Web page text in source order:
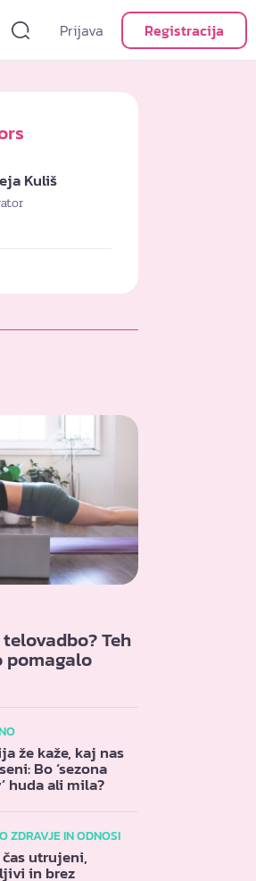
Prijava Registracija
Kuliš
Teh
pomagalo
že kaže, kaj nas
Bo ‘sezona
huda ali mila?
ZDRAVJE IN ODNOSI
čas utrujeni,
in brez